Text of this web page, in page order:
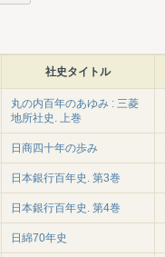
社史タイトル
丸の内百年のあゆみ : 三菱
地所社史. 上巻
日商四十年の歩み
日本銀行百年史. 第3巻
日本銀行百年史. 第4巻
日綿70年史